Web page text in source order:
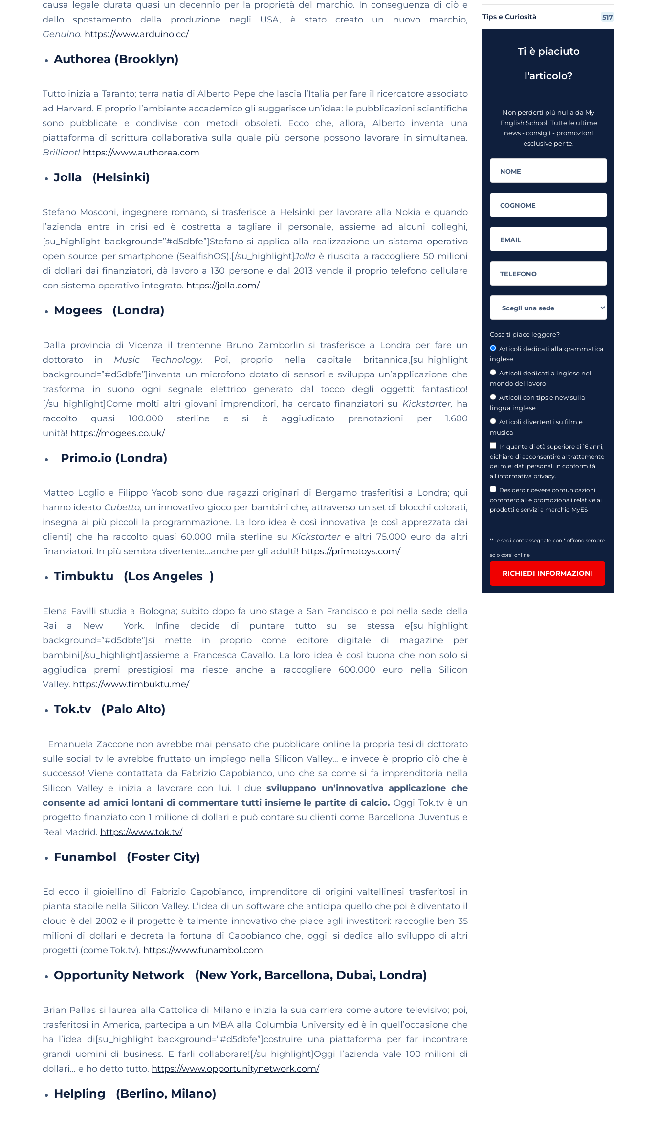
causa legale durata quasi un decennio per la proprietà del marchio. In conseguenza di ciò e
dello spostamento della produzione negli USA, è stato creato un nuovo marchio,
Genuino. https://www.arduino.cc/
Authorea (Brooklyn)
Tutto inizia a Taranto; terra natia di Alberto Pepe che lascia l’Italia per fare il ricercatore associato
ad Harvard. E proprio l’ambiente accademico gli suggerisce un’idea: le pubblicazioni scientifiche
sono pubblicate e condivise con metodi obsoleti. Ecco che, allora, Alberto inventa una
piattaforma di scrittura collaborativa sulla quale più persone possono lavorare in simultanea.
Brilliant! https://www.authorea.com
Jolla (Helsinki)
Stefano Mosconi, ingegnere romano, si trasferisce a Helsinki per lavorare alla Nokia e quando
l’azienda entra in crisi ed è costretta a tagliare il personale, assieme ad alcuni colleghi,
[su_highlight background=”#d5dbfe”]Stefano si applica alla realizzazione un sistema operativo
open source per smartphone (SealfishOS).[/su_highlight]Jollaè riuscita a raccogliere 50 milioni
di dollari dai finanziatori, dà lavoro a 130 persone e dal 2013 vende il proprio telefono cellulare
con sistema operativo integrato. https://jolla.com/
Mogees (Londra)
Dalla provincia di Vicenza il trentenne Bruno Zamborlin si trasferisce a Londra per fare un
dottorato in Music Technology. Poi, proprio nella capitale britannica,[su_highlight
background=”#d5dbfe”]inventa un microfono dotato di sensori e sviluppa un’applicazione che
trasforma in suono ogni segnale elettrico generato dal tocco degli oggetti: fantastico!
[/su_highlight]Come molti altri giovani imprenditori, ha cercato finanziatori su Kickstarter, ha
raccolto quasi 100.000 sterline e si è aggiudicato prenotazioni per 1.600
unità! https://mogees.co.uk/
Primo.io (Londra)
Matteo Loglio e Filippo Yacob sono due ragazzi originari di Bergamo trasferitisi a Londra; qui
hanno ideato Cubetto, un innovativo gioco per bambini che, attraverso un set di blocchi colorati,
insegna ai più piccoli la programmazione. La loro idea è così innovativa (e così apprezzata dai
clienti) che ha raccolto quasi 60.000 mila sterline su Kickstartere altri 75.000 euro da altri
finanziatori. In più sembra divertente…anche per gli adulti! https://primotoys.com/
Timbuktu (Los Angeles )
Elena Favilli studia a Bologna; subito dopo fa uno stage a San Francisco e poi nella sede della
Rai a New York. Infine decide di puntare tutto su se stessa e[su_highlight
background=”#d5dbfe”]si mette in proprio come editore digitale di magazine per
bambini[/su_highlight]assieme a Francesca Cavallo. La loro idea è così buona che non solo si
aggiudica premi prestigiosi ma riesce anche a raccogliere 600.000 euro nella Silicon
Valley. https://www.timbuktu.me/
Tok.tv (Palo Alto)
Emanuela Zaccone non avrebbe mai pensato che pubblicare online la propria tesi di dottorato
sulle social tv le avrebbe fruttato un impiego nella Silicon Valley… e invece è proprio ciò che è
successo! Viene contattata da Fabrizio Capobianco, uno che sa come si fa imprenditoria nella
Silicon Valley e inizia a lavorare con lui. I duesviluppano un’innovativa applicazione che
consente ad amici lontani di commentare tutti insieme le partite di calcio. Oggi Tok.tv è un
progetto finanziato con 1 milione di dollari e può contare su clienti come Barcellona, Juventus e
Real Madrid. https://www.tok.tv/
Funambol (Foster City)
Ed ecco il gioiellino di Fabrizio Capobianco, imprenditore di origini valtellinesi trasferitosi in
pianta stabile nella Silicon Valley. L’idea di un software che anticipa quello che poi è diventato il
cloud è del 2002 e il progetto è talmente innovativo che piace agli investitori: raccoglie ben 35
milioni di dollari e decreta la fortuna di Capobianco che, oggi, si dedica allo sviluppo di altri
progetti (come Tok.tv). https://www.funambol.com
Opportunity Network (New York, Barcellona, Dubai, Londra)
Brian Pallas si laurea alla Cattolica di Milano e inizia la sua carriera come autore televisivo; poi,
trasferitosi in America, partecipa a un MBA alla Columbia University ed è in quell’occasione che
ha l’idea di[su_highlight background=”#d5dbfe”]costruire una piattaforma per far incontrare
grandi uomini di business. E farli collaborare![/su_highlight]Oggi l’azienda vale 100 milioni di
dollari… e ho detto tutto. https://www.opportunitynetwork.com/
Helpling (Berlino, Milano)
Tips e Curiosità 517
Ti è piaciuto
l'articolo?
Non perderti più nulla da My
English School. Tutte le ultime
news - consigli - promozioni
esclusive per te.
Cosa ti piace leggere?
Articoli dedicati alla grammatica
inglese
Articoli dedicati a inglese nel
mondo del lavoro
Articoli con tips e new sulla
lingua inglese
Articoli divertenti su film e
musica
In quanto di età superiore ai 16 anni,
dichiaro di acconsentire al trattamento
dei miei dati personali in conformità
all’informativa privacy.
Desidero ricevere comunicazioni
commerciali e promozionali relative ai
prodotti e servizi a marchio MyES
** le sedi contrassegnate con * offrono sempre
solo corsi online
RICHIEDI INFORMAZIONI